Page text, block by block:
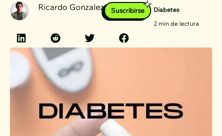
Ricardo Gonzalez Suscribirse
Diabetes
2 min de lectura